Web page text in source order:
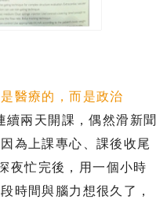
醫療的，而是政治
續兩天開課，偶然滑新聞
為上課專心、課後收尾
夜忙完後，用一個小時
時間與腦力想很久了，